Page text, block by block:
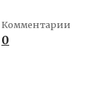
Комментарии
0